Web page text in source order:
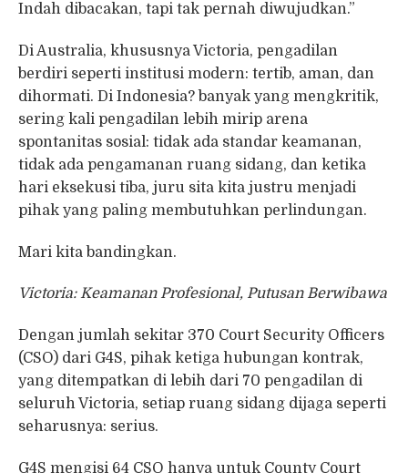
Indah dibacakan, tapi tak pernah diwujudkan.”
Di Australia, khususnya Victoria, pengadilan
berdiri seperti institusi modern: tertib, aman, dan
dihormati. Di Indonesia? banyak yang mengkritik,
sering kali pengadilan lebih mirip arena
spontanitas sosial: tidak ada standar keamanan,
tidak ada pengamanan ruang sidang, dan ketika
hari eksekusi tiba, juru sita kita justru menjadi
pihak yang paling membutuhkan perlindungan.
Mari kita bandingkan.
Victoria: Keamanan Profesional, Putusan Berwibawa
Dengan jumlah sekitar 370 Court Security Officers
(CSO) dari G4S, pihak ketiga hubungan kontrak,
yang ditempatkan di lebih dari 70 pengadilan di
seluruh Victoria, setiap ruang sidang dijaga seperti
seharusnya: serius.
G4S mengisi 64 CSO hanya untuk County Court